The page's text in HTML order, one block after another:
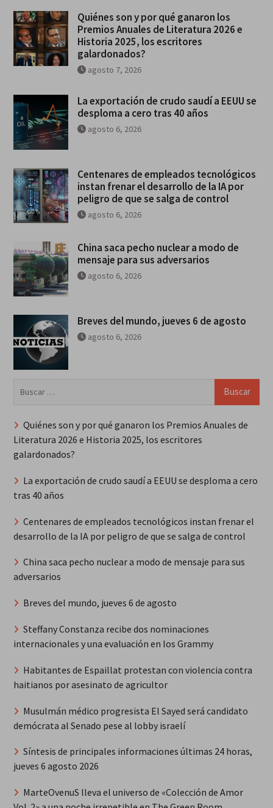
Quiénes son y por qué ganaron los
Premios Anuales de Literatura 2026 e
Historia 2025, los escritores
galardonados?
agosto 7, 2026
La exportación de crudo saudí a EEUU se
desploma a cero tras 40 años
agosto 6, 2026
Centenares de empleados tecnológicos
instan frenar el desarrollo de la IA por
peligro de que se salga de control
agosto 6, 2026
China saca pecho nuclear a modo de
mensaje para sus adversarios
agosto 6, 2026
Breves del mundo, jueves 6 de agosto
agosto 6, 2026
Quiénes son y por qué ganaron los Premios Anuales de
Literatura 2026 e Historia 2025, los escritores
galardonados?
La exportación de crudo saudí a EEUU se desploma a cero
tras 40 años
Centenares de empleados tecnológicos instan frenar el
desarrollo de la IA por peligro de que se salga de control
China saca pecho nuclear a modo de mensaje para sus
adversarios
Breves del mundo, jueves 6 de agosto
Steffany Constanza recibe dos nominaciones
internacionales y una evaluación en los Grammy
Habitantes de Espaillat protestan con violencia contra
haitianos por asesinato de agricultor
Musulmán médico progresista El Sayed será candidato
demócrata al Senado pese al lobby israelí
Síntesis de principales informaciones últimas 24 horas,
jueves 6 agosto 2026
MarteOvenuS lleva el universo de «Colección de Amor